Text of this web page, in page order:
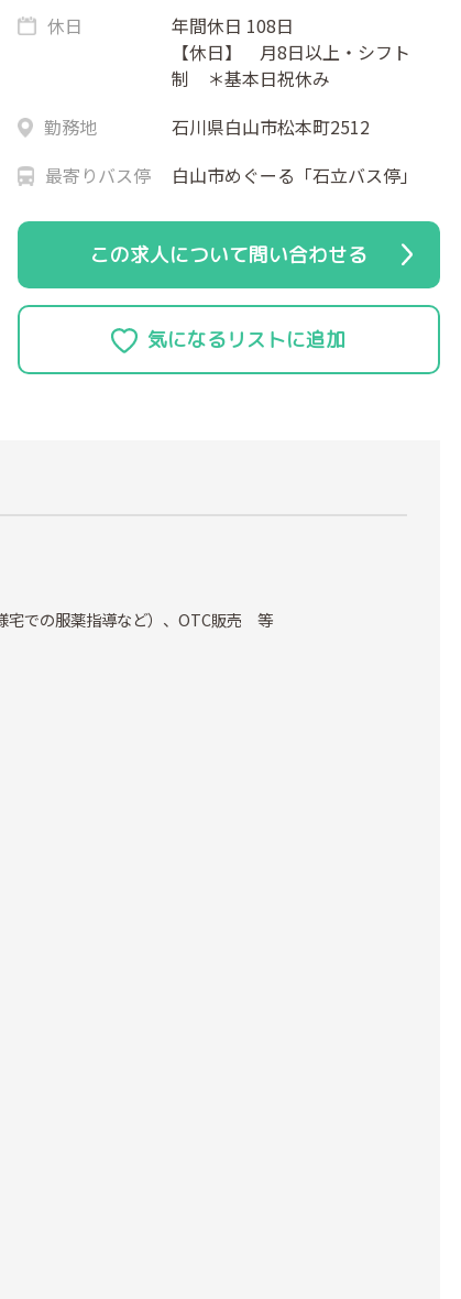
休日
年間休日 108日
【休日】 月8日以上・シフト
制 ＊基本日祝休み
勤務地
石川県白山市松本町2512
最寄りバス停
白山市めぐーる「石立バス停」
この求人について問い合わせる
宅での服薬指導など）、OTC販売 等